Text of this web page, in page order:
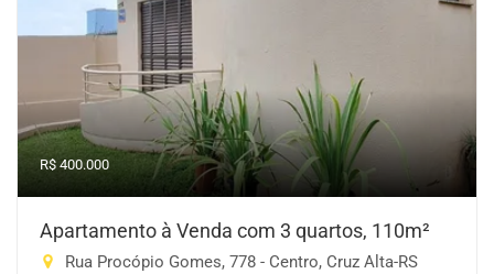
R$ 400.000
Apartamento à Venda com 3 quartos, 110m²
Rua Procópio Gomes, 778 - Centro, Cruz Alta-RS